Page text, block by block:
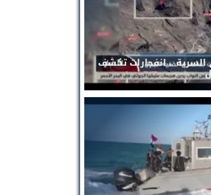
السرية .. انفجارات تكشف